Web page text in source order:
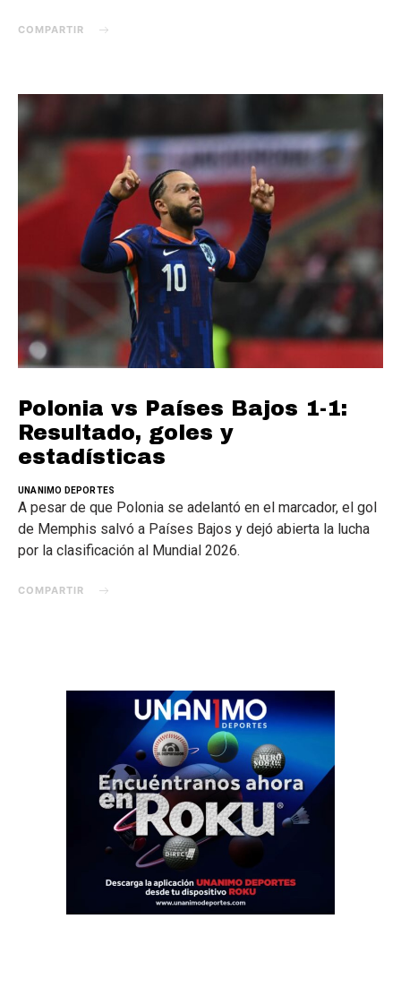
COMPARTIR
Polonia vs Países Bajos 1-1:
Resultado, goles y
estadísticas
UNANIMO DEPORTES
A pesar de que Polonia se adelantó en el marcador, el gol
de Memphis salvó a Países Bajos y dejó abierta la lucha
por la clasificación al Mundial 2026.
COMPARTIR